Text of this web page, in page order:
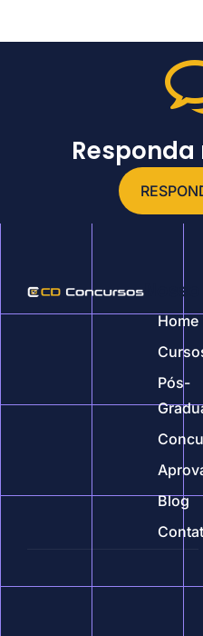
Responda
Home
Pós-
Blog